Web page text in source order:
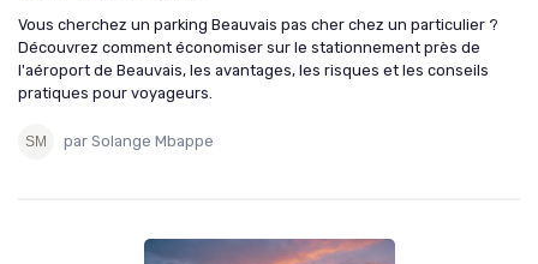
Vous cherchez un parking Beauvais pas cher chez un particulier ?
Découvrez comment économiser sur le stationnement près de
l'aéroport de Beauvais, les avantages, les risques et les conseils
pratiques pour voyageurs.
par Solange Mbappe